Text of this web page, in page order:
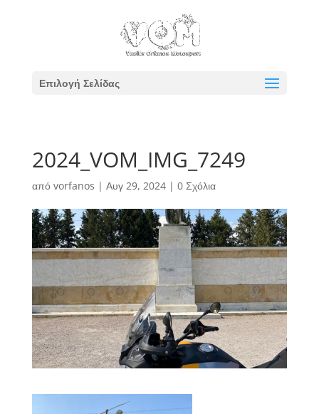
Επιλογή Σελίδας
2024_VOM_IMG_7249
από vorfanos | Αυγ 29, 2024| 0 Σχόλια